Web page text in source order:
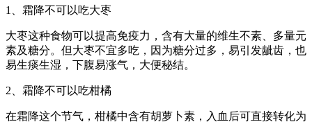
1、霜降不可以吃大枣
大枣这种食物可以提高免疫力，含有大量的维生不素、多量元
素及糖分。但大枣不宜多吃，因为糖分过多，易引发龇齿，也
易生痰生湿，下腹易涨气，大便秘结。
2、霜降不可以吃柑橘
在霜降这个节气，柑橘中含有胡萝卜素，入血后可直接转化为